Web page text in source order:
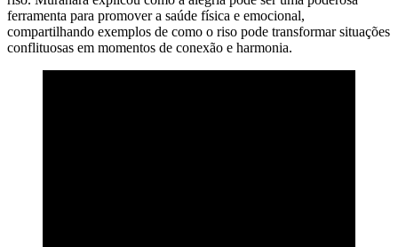
ferramenta para promover a saúde física e emocional,
compartilhando exemplos de como o riso pode transformar situações
conflituosas em momentos de conexão e harmonia.